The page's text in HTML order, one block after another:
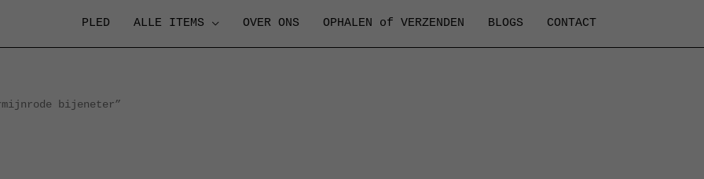
PLED ALLE ITEMS OVER ONS OPHALEN of VERZENDEN BLOGS CONTACT
bijeneter”